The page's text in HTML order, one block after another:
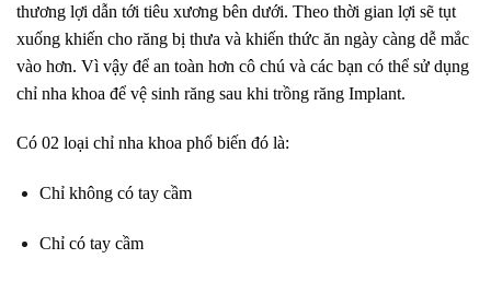
thương lợi dẫn tới tiêu xương bên dưới. Theo thời gian lợi sẽ tụt
xuống khiến cho răng bị thưa và khiến thức ăn ngày càng dễ mắc
vào hơn. Vì vậy để an toàn hơn cô chú và các bạn có thể sử dụng
chỉ nha khoa để vệ sinh răng sau khi trồng răng Implant.
Có 02 loại chỉ nha khoa phổ biến đó là:
Chỉ không có tay cầm
Chỉ có tay cầm